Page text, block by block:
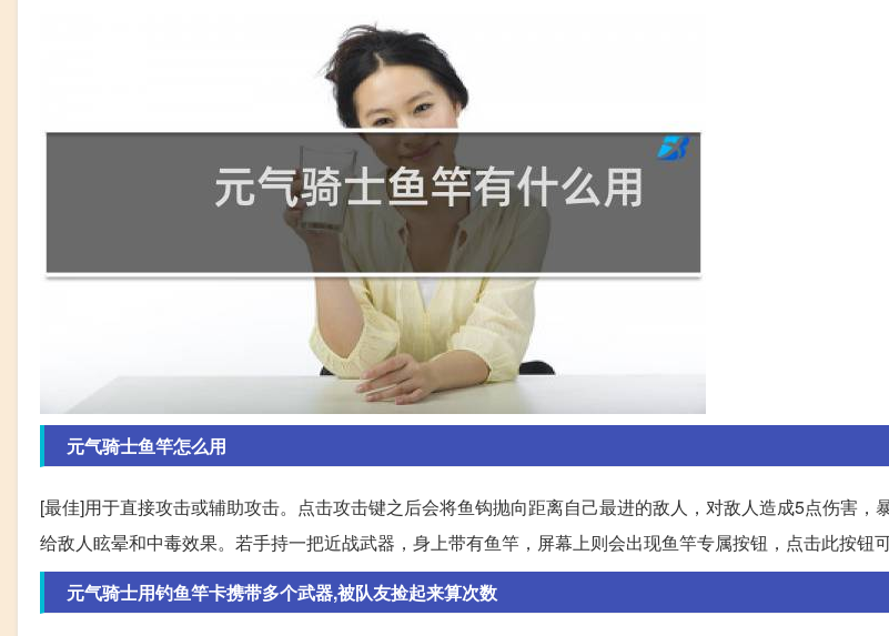
元气骑士鱼竿怎么用
[最佳]用于直接攻击或辅助攻击。点击攻击键之后会将鱼钩抛向距离自己最进的敌人，对敌人造成5点伤害，
给敌人眩晕和中毒效果。若手持一把近战武器，身上带有鱼竿，屏幕上则会出现鱼竿专属按钮，点击此按钮可
元气骑士用钓鱼竿卡携带多个武器,被队友捡起来算次数